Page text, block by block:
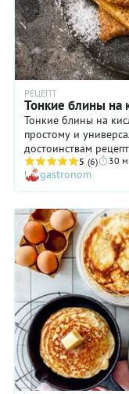
РЕЦЕПТ
Тонкие блины на
Тонкие блины на
простому и
достоинствам
блины на половине
половину часа. Для них не требуется редких продуктов –
все, что нужно
подходят для
взрослым, в
так. Относительно
ваш вкус! мясо,
яблоки – подойдет
отдельно,
джем, сгущенка
итог, можно
вас получились
рецепту и
5 (6) 30
gastronom